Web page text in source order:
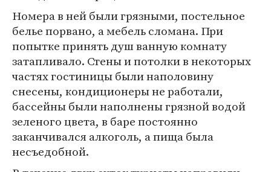
Номера в ней были грязными, постельное
белье порвано, а мебель сломана. При
попытке принять душ ванную комнату
затапливало. Стены и потолки в некоторых
частях гостиницы были наполовину
снесены, кондиционеры не работали,
бассейны были наполнены грязной водой
зеленого цвета, в баре постоянно
заканчивался алкоголь, а пища была
несъедобной.